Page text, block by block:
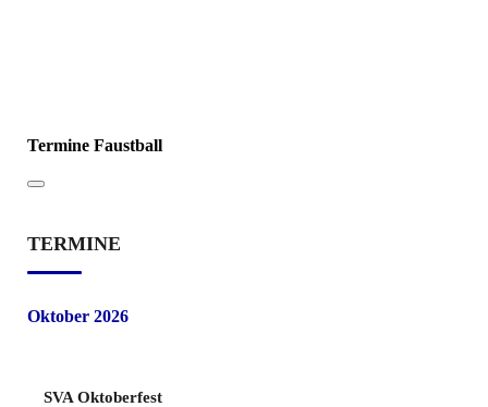
Termine Faustball
TERMINE
Oktober 2026
SVA Oktoberfest